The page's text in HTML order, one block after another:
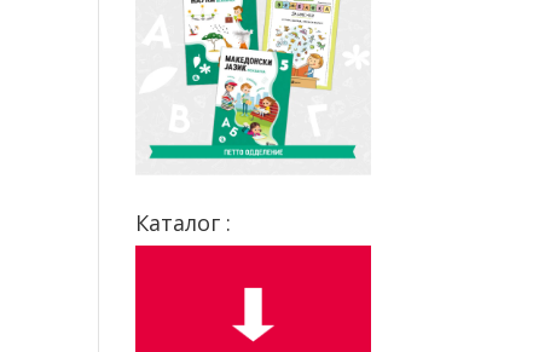
Каталог :